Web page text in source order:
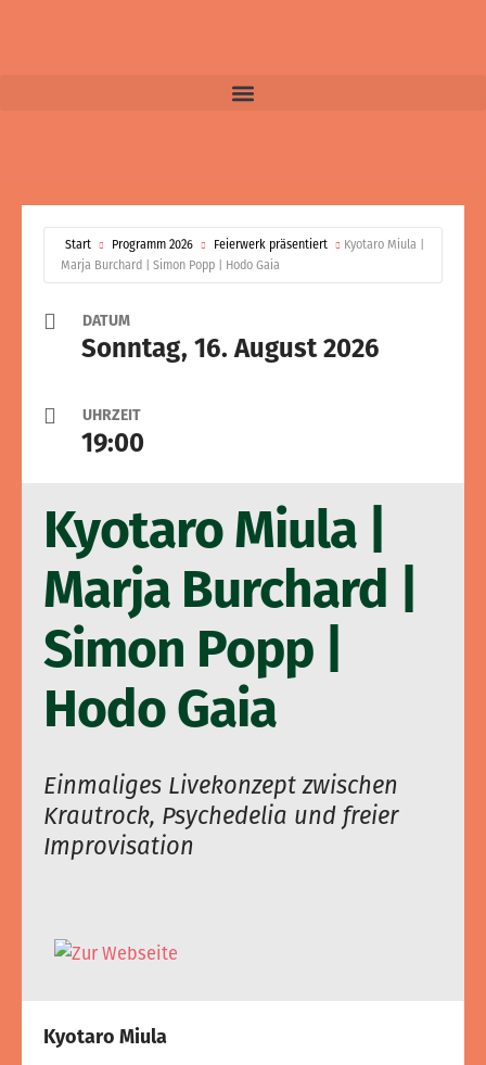
Start Programm 2026 Feierwerk präsentiert
Kyotaro Miula |
Marja Burchard | Simon Popp | Hodo Gaia
DATUM
Sonntag, 16. August 2026
UHRZEIT
19:00
Kyotaro Miula |
Marja Burchard |
Simon Popp |
Hodo Gaia
Einmaliges Livekonzept zwischen
Krautrock, Psychedelia und freier
Improvisation
Kyotaro Miula